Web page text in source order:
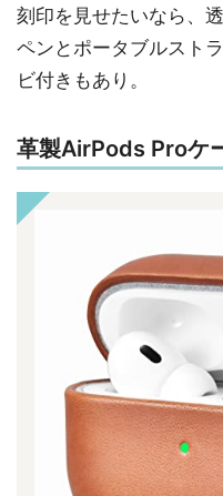
刻印を見せたいなら、
ペンとポータブルスト
ビ付きもあり。
革製AirPods Proケ